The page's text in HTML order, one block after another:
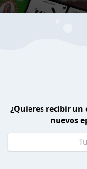
¿Quieres recibir un
nuevos